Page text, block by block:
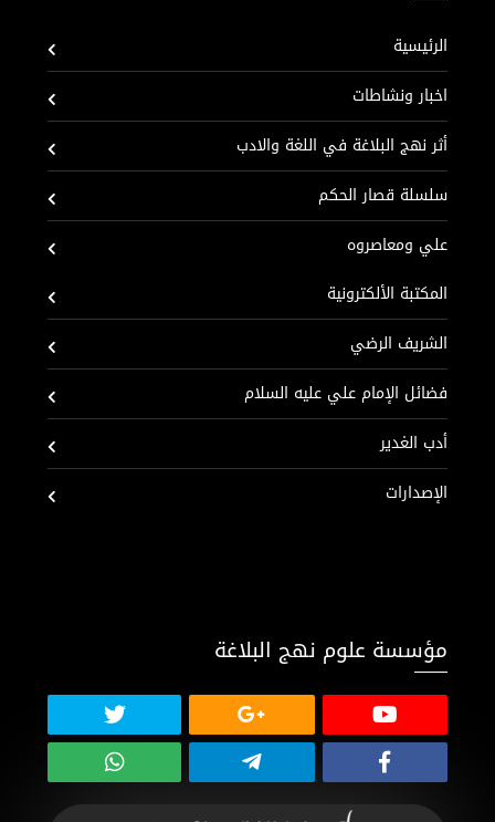
الرئيسية
اخبار ونشاطات
أثر نهج البلاغة في اللغة والادب
سلسلة قصار الحكم
علي ومعاصروه
المكتبة الألكترونية
الشريف الرضي
فضائل الإمام علي عليه السلام
أدب الغدير
الإصدارات
مؤسسة علوم نهج البلاغة